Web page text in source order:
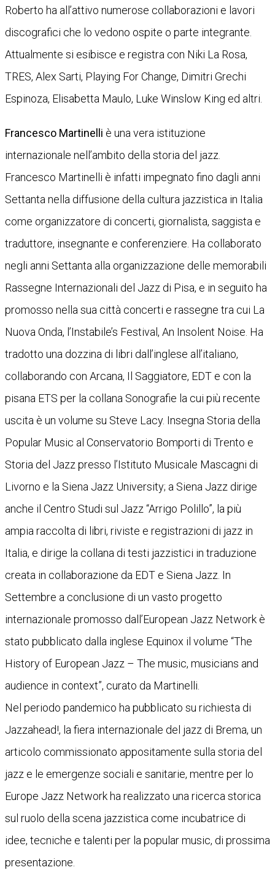
Roberto ha all’attivo numerose collaborazioni e lavori
discografici che lo vedono ospite o parte integrante.
Attualmente si esibisce e registra con Niki La Rosa,
TRES, Alex Sarti, Playing For Change, Dimitri Grechi
Espinoza, Elisabetta Maulo, Luke Winslow King ed altri.
Francesco Martinelli è una vera istituzione
internazionale nell’ambito della storia del jazz.
Francesco Martinelli è infatti impegnato fino dagli anni
Settanta nella diffusione della cultura jazzistica in Italia
come organizzatore di concerti, giornalista, saggista e
traduttore, insegnante e conferenziere. Ha collaborato
negli anni Settanta alla organizzazione delle memorabili
Rassegne Internazionali del Jazz di Pisa, e in seguito ha
promosso nella sua città concerti e rassegne tra cui La
Nuova Onda, l’Instabile’s Festival, An Insolent Noise. Ha
tradotto una dozzina di libri dall’inglese all’italiano,
collaborando con Arcana, Il Saggiatore, EDT e con la
pisana ETS per la collana Sonografie la cui più recente
uscita è un volume su Steve Lacy. Insegna Storia della
Popular Music al Conservatorio Bomporti di Trento e
Storia del Jazz presso l’Istituto Musicale Mascagni di
Livorno e la Siena Jazz University; a Siena Jazz dirige
anche il Centro Studi sul Jazz “Arrigo Polillo”, la più
ampia raccolta di libri, riviste e registrazioni di jazz in
Italia, e dirige la collana di testi jazzistici in traduzione
creata in collaborazione da EDT e Siena Jazz. In
Settembre a conclusione di un vasto progetto
internazionale promosso dall’European Jazz Network è
stato pubblicato dalla inglese Equinox il volume “The
History of European Jazz – The music, musicians and
audience in context”, curato da Martinelli.
Nel periodo pandemico ha pubblicato su richiesta di
Jazzahead!, la fiera internazionale del jazz di Brema, un
articolo commissionato appositamente sulla storia del
jazz e le emergenze sociali e sanitarie, mentre per lo
Europe Jazz Network ha realizzato una ricerca storica
sul ruolo della scena jazzistica come incubatrice di
idee, tecniche e talenti per la popular music, di prossima
presentazione.